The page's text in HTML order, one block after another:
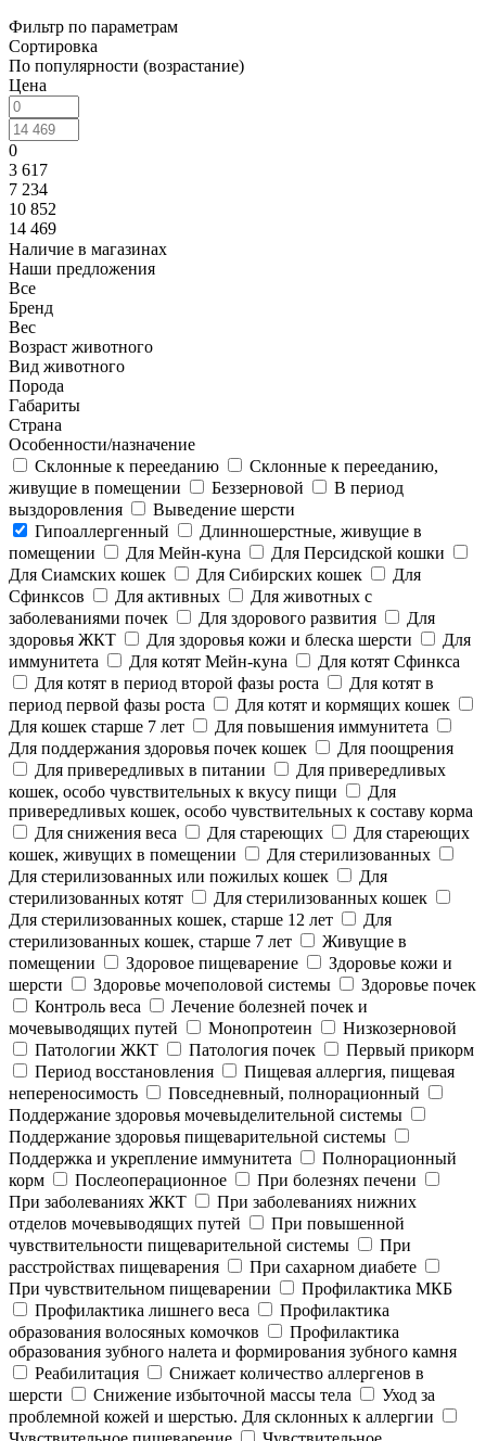
Фильтр по параметрам
Сортировка
По популярности (возрастание)
Цена
0
3 617
7 234
10 852
14 469
Наличие в магазинах
Наши предложения
Все
Бренд
Вес
Возраст животного
Вид животного
Порода
Габариты
Страна
Особенности/назначение
Cклонные к перееданию
Cклонные к перееданию,
живущие в помещении
Беззерновой
В период
выздоровления
Выведение шерсти
Гипоаллергенный
Длинношерстные, живущие в
помещении
Для Мейн-куна
Для Персидской кошки
Для Сиамских кошек
Для Сибирских кошек
Для
Сфинксов
Для активных
Для животных с
заболеваниями почек
Для здорового развития
Для
здоровья ЖКТ
Для здоровья кожи и блеска шерсти
Для
иммунитета
Для котят Мейн-куна
Для котят Сфинкса
Для котят в период второй фазы роста
Для котят в
период первой фазы роста
Для котят и кормящих кошек
Для кошек старше 7 лет
Для повышения иммунитета
Для поддержания здоровья почек кошек
Для поощрения
Для привередливых в питании
Для привередливых
кошек, особо чувствительных к вкусу пищи
Для
привередливых кошек, особо чувствительных к составу корма
Для снижения веса
Для стареющих
Для стареющих
кошек, живущих в помещении
Для стерилизованных
Для стерилизованных или пожилых кошек
Для
стерилизованных котят
Для стерилизованных кошек
Для стерилизованных кошек, старше 12 лет
Для
стерилизованных кошек, старше 7 лет
Живущие в
помещении
Здоровое пищеварение
Здоровье кожи и
шерсти
Здоровье мочеполовой системы
Здоровье почек
Контроль веса
Лечение болезней почек и
мочевыводящих путей
Монопротеин
Низкозерновой
Патологии ЖКТ
Патология почек
Первый прикорм
Период восстановления
Пищевая аллергия, пищевая
непереносимость
Повседневный, полнорационный
Поддержание здоровья мочевыделительной системы
Поддержание здоровья пищеварительной системы
Поддержка и укрепление иммунитета
Полнорационный
корм
Послеоперационное
При болезнях печени
При заболеваниях ЖКТ
При заболеваниях нижних
отделов мочевыводящих путей
При повышенной
чувствительности пищеварительной системы
При
расстройствах пищеварения
При сахарном диабете
При чувствительном пищеварении
Профилактика МКБ
Профилактика лишнего веса
Профилактика
образования волосяных комочков
Профилактика
образования зубного налета и формирования зубного камня
Реабилитация
Снижает количество аллергенов в
шерсти
Снижение избыточной массы тела
Уход за
проблемной кожей и шерстью. Для склонных к аллергии